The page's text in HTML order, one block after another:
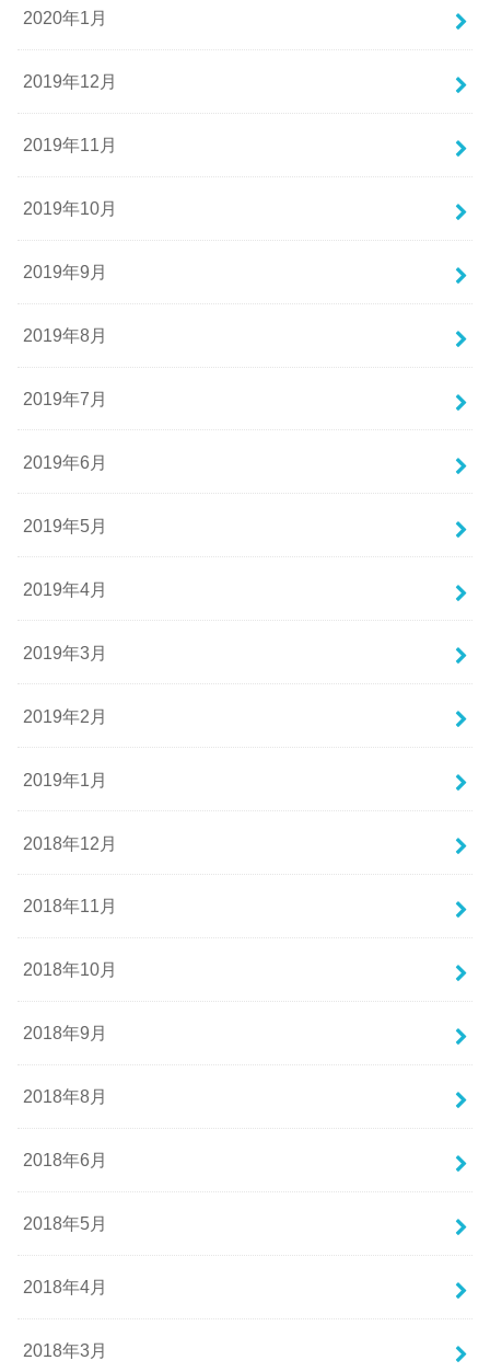
2020年1月
2019年12月
2019年11月
2019年10月
2019年9月
2019年8月
2019年7月
2019年6月
2019年5月
2019年4月
2019年3月
2019年2月
2019年1月
2018年12月
2018年11月
2018年10月
2018年9月
2018年8月
2018年6月
2018年5月
2018年4月
2018年3月